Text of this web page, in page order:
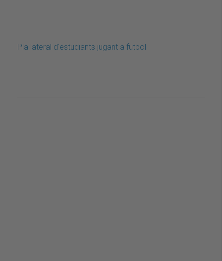
Pla lateral d'estudiants jugant a futbol